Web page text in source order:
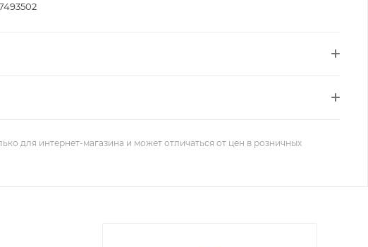
для интернет-магазина и может отличаться от цен в розничных